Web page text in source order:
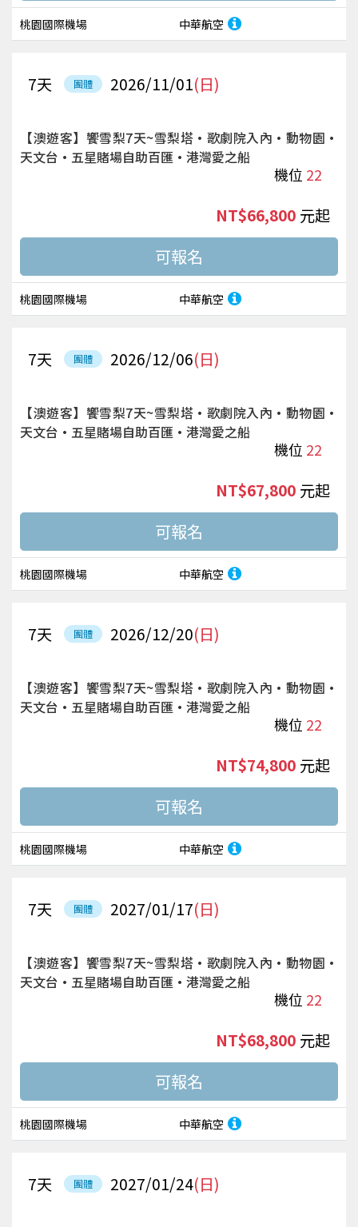
桃園國際機場 中華航空
團體 2026/11/01(日)
7天
【澳遊客】饗雪梨7天~雪梨塔·歌劇院入內·動物園·
天文台·五星賭場自助百匯·港灣愛之船
機位 22
桃園國際機場 中華航空
NT$66,800 起
團體 2026/12/06(日)
7天
【澳遊客】饗雪梨7天~雪梨塔·歌劇院入內·動物園·
天文台·五星賭場自助百匯·港灣愛之船
機位 22
桃園國際機場 中華航空
NT$67,800 起
團體 2026/12/20(日)
7天
【澳遊客】饗雪梨7天~雪梨塔·歌劇院入內·動物園·
天文台·五星賭場自助百匯·港灣愛之船
機位 22
桃園國際機場 中華航空
NT$74,800 起
團體 2027/01/17(日)
7天
【澳遊客】饗雪梨7天~雪梨塔·歌劇院入內·動物園·
天文台·五星賭場自助百匯·港灣愛之船
機位 22
桃園國際機場 中華航空
NT$68,800 起
團體 2027/01/24(日)
7天